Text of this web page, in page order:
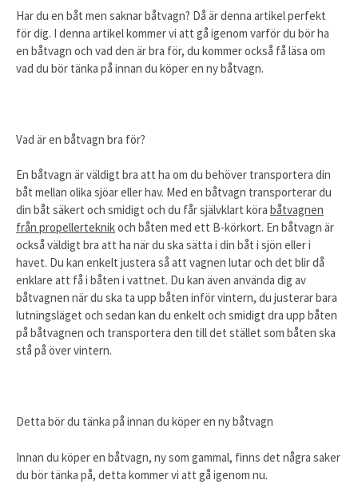
Har du en båt men saknar båtvagn? Då är denna artikel perfekt
för dig. I denna artikel kommer vi att gå igenom varför du bör ha
en båtvagn och vad den är bra för, du kommer också få läsa om
vad du bör tänka på innan du köper en ny båtvagn.
Vad är en båtvagn bra för?
En båtvagn är väldigt bra att ha om du behöver transportera din
båt mellan olika sjöar eller hav. Med en båtvagn transporterar du
din båt säkert och smidigt och du får självklart köra båtvagnen
från propellerteknikoch båten med ett B-körkort. En båtvagn är
också väldigt bra att ha när du ska sätta i din båt i sjön eller i
havet. Du kan enkelt justera så att vagnen lutar och det blir då
enklare att få i båten i vattnet. Du kan även använda dig av
båtvagnen när du ska ta upp båten inför vintern, du justerar bara
lutningsläget och sedan kan du enkelt och smidigt dra upp båten
på båtvagnen och transportera den till det stället som båten ska
stå på över vintern.
Detta bör du tänka på innan du köper en ny båtvagn
Innan du köper en båtvagn, ny som gammal, finns det några saker
du bör tänka på, detta kommer vi att gå igenom nu.